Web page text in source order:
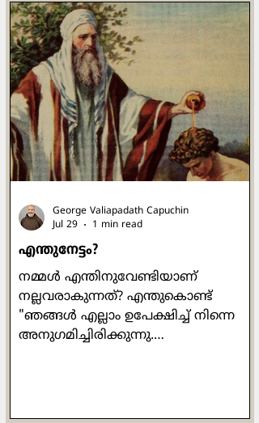
എന്തുനേട്ടം?
നമ്മൾ എന്തിനുവേണ്ടിയാണ്
നല്ലവരാകുന്നത്? എന്തുകൊണ്ട്
"ഞങ്ങൾ എല്ലാം ഉപേക്ഷിച്ച് നിന്നെ
അനുഗമിച്ചിരിക്കുന്നു.
George Valiapadath Capuchin
Jul 29
1 min read